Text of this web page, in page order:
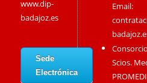
www.dip-
badajoz.es
Sede
Electrónica
Email:
Scios.